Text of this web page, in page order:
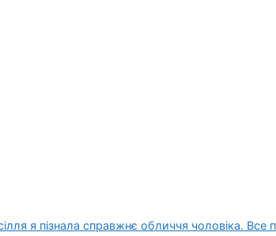
я пізнала справжнє обличчя чоловіка. Все